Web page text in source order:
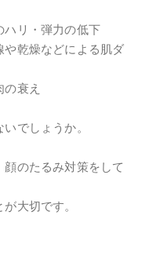
ハリ・弾力の低下
や乾燥などによる肌ダ
衰え
でしょうか。
のたるみ対策をして
大切です。